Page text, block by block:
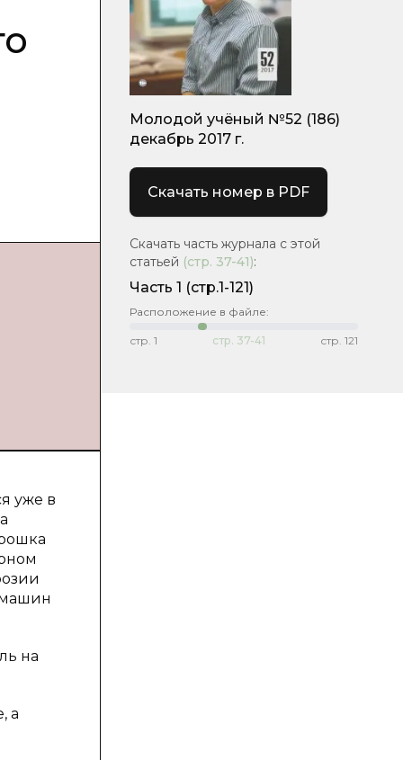
уже в
машин
на
а
Молодой учёный №52 (186)
декабрь 2017 г.
Скачать номер в PDF
Скачать часть журнала с этой
статьей (стр. 37-41):
Часть 1 (стр.1-121)
Расположение в файле:
стр. 1 стр. 37-41 стр. 121